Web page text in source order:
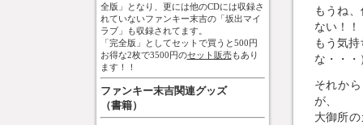
全版」となり、更には他のCDには収録さ
れていないファンキー末吉の「坂出マイ
ラブ」も収録されてます。
「完全版」としてセットで買うと500円
お得な2枚で3500円のセット販売もあり
ます！！
ファンキー末吉関連グッズ
（書籍）
もうね
ない！！
もう気
な・・・
それか
が、
大御所